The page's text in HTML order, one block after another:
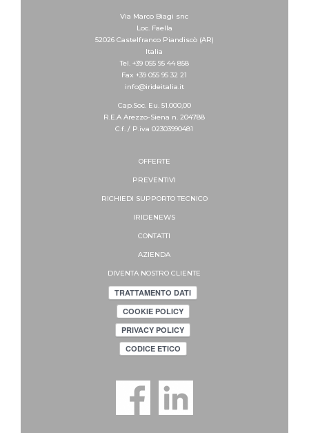
Via Marco Biagi snc
Loc. Faella
52026 Castelfranco Piandiscò (AR)
Italia
Tel. +39 055 95 44 858
Fax +39 055 95 32 21
info@irideitalia.it
Cap.Soc. Eu. 51.000,00
R.E.A Arezzo-Siena n. 204788
C.f. / P.iva 02303990481
OFFERTE
PREVENTIVI
RICHIEDI SUPPORTOTECNICO
IRIDENEWS
CONTATTI
AZIENDA
DIVENTA NOSTRO CLIENTE